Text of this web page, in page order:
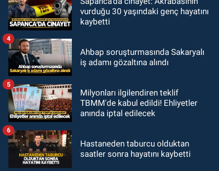
vurduğu 30 yaşındaki genç hayatını
kaybetti
Ahbap soruşturmasında Sakaryalı
iş adamı gözaltına alındı
4
Milyonları ilgilendiren teklif
TBMM'de kabul edildi! Ehliyetler
anında iptal edilecek
5
Hastaneden taburcu olduktan
saatler sonra hayatını kaybetti
6